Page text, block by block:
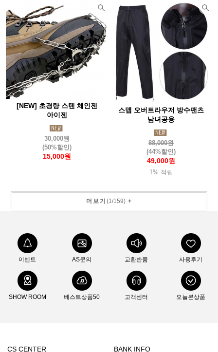
[NEW] 초경량 스텐 체인젠
아이젠
30,000원
(50%할인)
15,000원
스맵 오버트라우저 방수팬츠
남녀공용
88,000원
(44%할인)
49,000원
1% 적립
더보기 (1/159)+
이벤트 AS문의 교환반품 사용후기
SHOW ROOM 베스트상품50 고객센터 오늘본상품
CS CENTER BANK INFO